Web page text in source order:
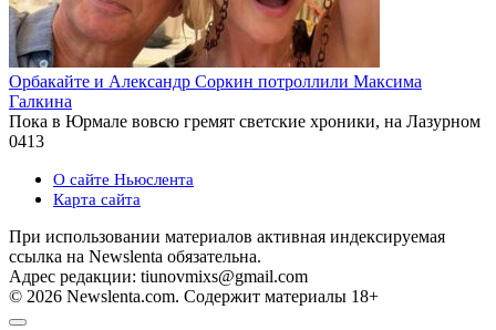
Орбакайте и Александр Соркин потроллили Максима
Галкина
Пока в Юрмале вовсю гремят светские хроники, на Лазурном
0413
О сайте Ньюслента
Карта сайта
При использовании материалов активная индексируемая
ссылка на Newslenta обязательна.
Адрес редакции: tiunovmixs@gmail.com
© 2026 Newslenta.com. Содержит материалы 18+